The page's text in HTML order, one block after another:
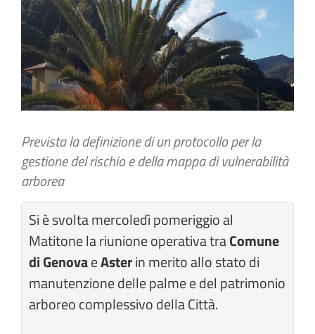
Prevista la definizione di un protocollo per la
gestione del rischio e della mappa di vulnerabilità
arborea
Si è svolta mercoledì pomeriggio al
Matitone la riunione operativa traComune
di GenovaeAsterin merito allo stato di
manutenzione delle palme e del patrimonio
arboreo complessivo della Città.